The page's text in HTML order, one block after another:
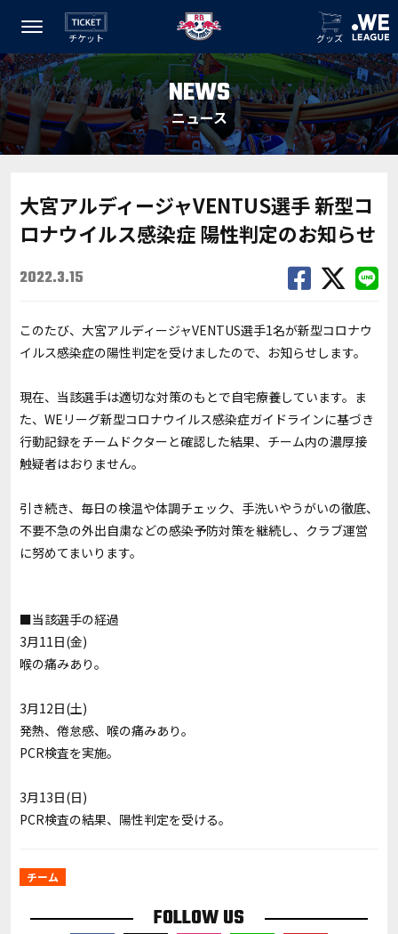
チケット グッズ
NEWS
ニュース
大宮アルディージャVENTUS選手 新型コ
ロナウイルス感染症 陽性判定のお知らせ
2022.3.15
このたび、大宮アルディージャVENTUS選手1名が新型コロナウ
イルス感染症の陽性判定を受けましたので、お知らせします。
現在、当該選手は適切な対策のもとで自宅療養しています。ま
た、 WE リーグ新型コロナウイルス感染症ガイドラインに基づき
行動記録をチームドクターと確認した結果、チーム内の濃厚接
触疑者はおりません。
引き続き、毎日の検温や体調チェック、手洗いやうがいの徹底、
不要不急の外出自粛などの感染予防対策を継続し、クラブ運営
に努めてまいります。
■当該選手の経過
3月11日(金)
喉の痛みあり。
3月12日(土)
発熱、倦怠感、喉の痛みあり。
PCR検査を実施。
3月13日(日)
PCR検査の結果、陽性判定を受ける。
チーム
FOLLOW US